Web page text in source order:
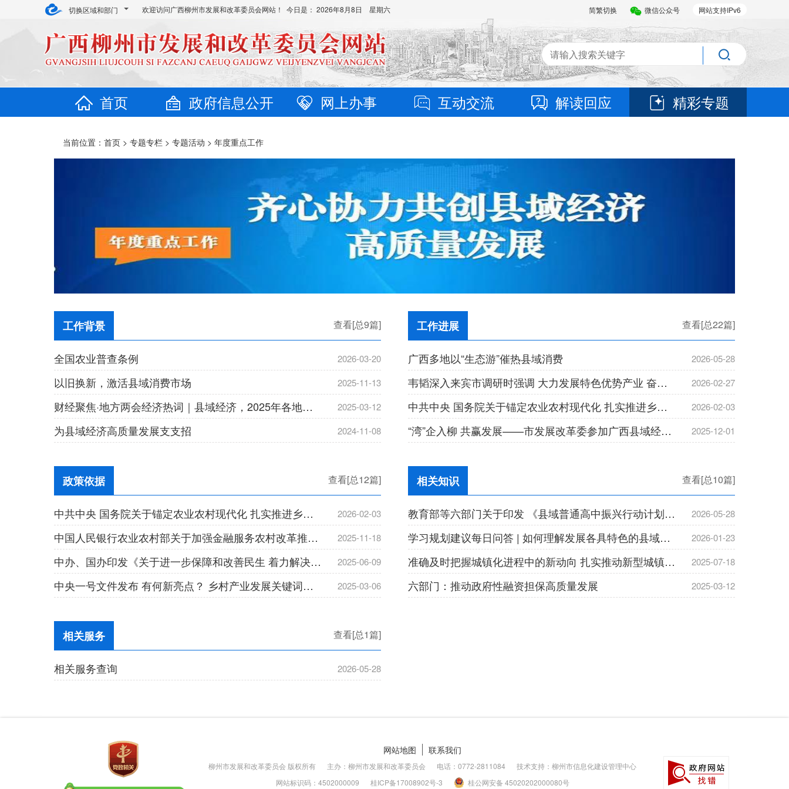
切换区域和部门 网站支持IPv6
微信公众号
简繁切换
欢迎访问广西柳州市发展和改革委员会网站！ 今日是： 2026年8月8日 星期六
首页 政府信息公开 网上办事 互动交流 解读回应 精彩专题
当前位置： 首页 > 专题专栏 > 专题活动 > 年度重点工作
工作背景 查看[总9篇]
全国农业普查条例 2026-03-20
以旧换新，激活县域消费市场 2025-11-13
财经聚焦·地方两会经济热词｜县域经济，2025年各地瞄准哪些发展新赛道？ 2025-03-12
为县域经济高质量发展支支招 2024-11-08
工作进展 查看[总22篇]
广西多地以“生态游”催热县域消费 2026-05-28
韦韬深入来宾市调研时强调 大力发展特色优势产业 奋力实现“十五五”良好开局 2026-02-27
中共中央 国务院关于锚定农业农村现代化 扎实推进乡村全面振兴的意见 2026-02-03
“湾”企入柳 共赢发展——市发展改革委参加广西县域经济和向海经济桂粤（深圳）产业合作交流对接活动 2025-12-01
政策依据 查看[总12篇]
中共中央 国务院关于锚定农业农村现代化 扎实推进乡村全面振兴的意见 2026-02-03
中国人民银行农业农村部关于加强金融服务农村改革推进乡村全面振兴的意见 2025-11-18
中办、国办印发《关于进一步保障和改善民生 着力解决群众急难愁盼的意见》 2025-06-09
中央一号文件发布 有何新亮点？ 乡村产业发展关键词：县域 富民 2025-03-06
相关知识 查看[总10篇]
教育部等六部门关于印发 《县域普通高中振兴行动计划》的通知 2026-05-28
学习规划建议每日问答 | 如何理解发展各具特色的县域经济 2026-01-23
准确及时把握城镇化进程中的新动向 扎实推动新型城镇化高质量发展 2025-07-18
六部门：推动政府性融资担保高质量发展 2025-03-12
相关服务 查看[总1篇]
相关服务查询 2026-05-28
网站地图 联系我们
柳州市发展和改革委员会 版权所有 主办：柳州市发展和改革委员会 电话：0772-2811084
技术支持：柳州市信息化建设管理中心
网站标识码：4502000009
桂ICP备17008902号-3 桂公网安备 45020202000080号